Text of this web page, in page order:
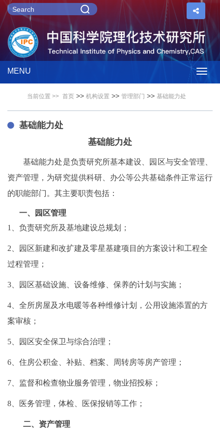
MENU
当前位置 >> 首页 >> 机构设置 >> 管理部门 >> 基础能力处
基础能力处
基础能力处
基础能力处是负责研究所基本建设、园区与安全管理、
资产管理，为研究提供科研、办公等公共基础条件正常运行
的职能部门。其主要职责包括：
一、园区管理
1、负责研究所及基地建设总规划；
2、园区新建和改扩建及零星基建项目的方案设计和工程全
过程管理；
3、园区基础设施、设备维修、保养的计划与实施；
4、全所房屋及水电暖等各种维修计划，公用设施添置的方
案审核；
5、园区安全保卫与综合治理；
6、住房公积金、补贴、档案、周转房等房产管理；
7、监督和检查物业服务管理，物业招投标；
8、医务管理，体检、医保报销等工作；
二、资产管理